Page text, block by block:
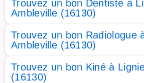
Trouvez un bon Dentiste à
Ambleville (16130)
Trouvez un bon Radiologue
Ambleville (16130)
Trouvez un bon Kiné à
(16130)